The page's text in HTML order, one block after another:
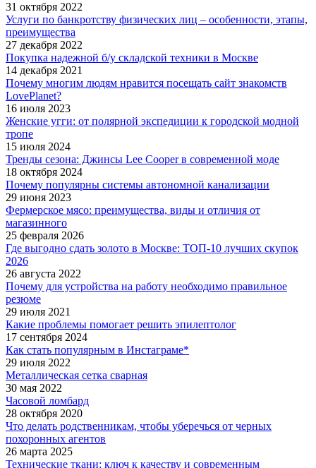
31 октября 2022
Услуги по банкротству физических лиц – особенности, этапы,
преимущества
27 декабря 2022
Покупка надежной б/у складской техники в Москве
14 декабря 2021
Почему многим людям нравится посещать сайт знакомств
LovePlanet?
16 июля 2023
Женские угги: от полярной экспедиции к городской модной
тропе
15 июля 2024
Тренды сезона: Джинсы Lee Cooper в современной моде
18 октября 2024
Почему популярны системы автономной канализации
29 июня 2023
Фермерское мясо: преимущества, виды и отличия от
магазинного
25 февраля 2026
Где выгодно сдать золото в Москве: ТОП-10 лучших скупок
2026
26 августа 2022
Почему для устройства на работу необходимо правильное
резюме
29 июля 2021
Какие проблемы помогает решить эпилептолог
17 сентября 2024
Как стать популярным в Инстаграме*
29 июля 2022
Металлическая сетка сварная
30 мая 2022
Часовой ломбард
28 октября 2020
Что делать родственникам, чтобы уберечься от черных
похоронных агентов
26 марта 2025
Технические ткани: ключ к качеству и современным